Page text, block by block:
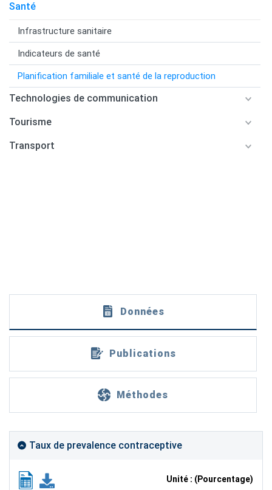
Santé
Infrastructure sanitaire
Indicateurs de santé
Planification familiale et santé de la reproduction
Technologies de communication
Tourisme
Transport
Données
Publications
Méthodes
Taux de prevalence contraceptive
Unité : (Pourcentage)